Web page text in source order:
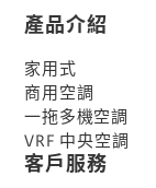
產品介紹
家用式
商用空調
一拖多機空調
VRF 中央空調
客戶服務